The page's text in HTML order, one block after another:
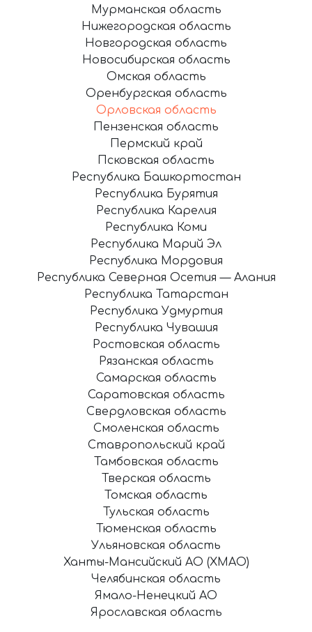
Мурманская область
Нижегородская область
Новгородская область
Новосибирская область
Омская область
Оренбургская область
Орловская область
Пензенская область
Пермский край
Псковская область
Республика Башкортостан
Республика Бурятия
Республика Карелия
Республика Коми
Республика Марий Эл
Республика Мордовия
Республика Северная Осетия — Алания
Республика Татарстан
Республика Удмуртия
Республика Чувашия
Ростовская область
Рязанская область
Самарская область
Саратовская область
Свердловская область
Смоленская область
Ставропольский край
Тамбовская область
Тверская область
Томская область
Тульская область
Тюменская область
Ульяновская область
Ханты-Мансийский АО (ХМАО)
Челябинская область
Ямало-Ненецкий АО
Ярославская область